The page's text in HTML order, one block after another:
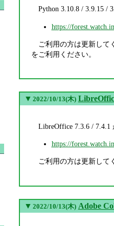
Python 3.10.8 / 3.9.15 /
https://
ご利用の方は更新して
をご利用ください。
▼ 2022/10/13(木)
LibreOffice 7.3.6 / 7.4.1
https://
ご利用の方は更新して
▼ 2022/10/13(木) Adobe